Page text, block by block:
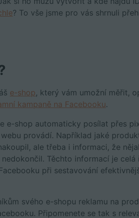
? To vše jsme pro vás shrnuli
e-shop, který vám umožní měřit,
kampaně na Facebooku.
e-shop automaticky posílat přes
provádí. Například jaké
ale třeba i informaci, že
Těchto informací je celá
při sestavování
svého e-shopu reklamu na
Připomenete se tak s